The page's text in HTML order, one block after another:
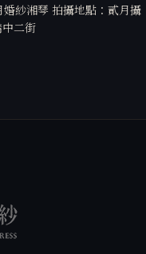
紗湘琴 拍攝地點：貳月攝
二街